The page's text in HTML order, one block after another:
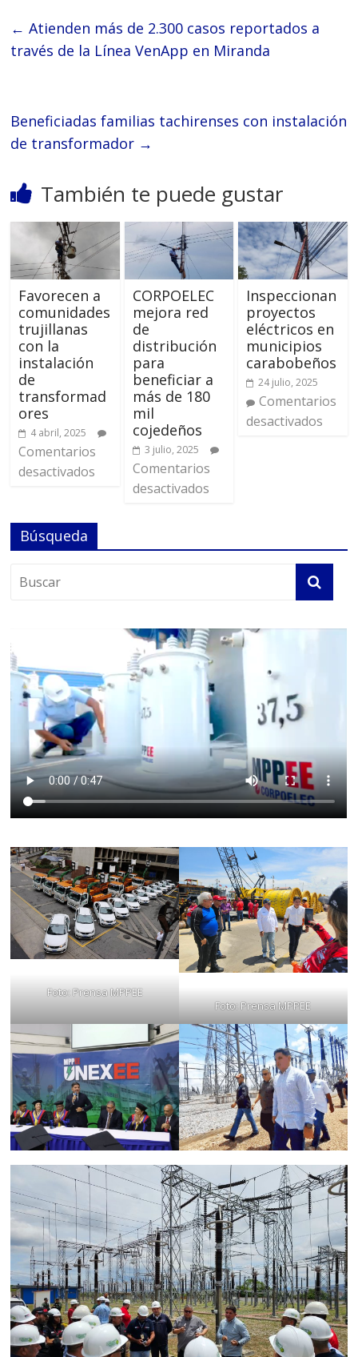
← Atienden más de 2.300 casos reportados a
través de la Línea VenApp en Miranda
Beneficiadas familias tachirenses con instalación
de transformador →
También te puede gustar
Favorecen a
comunidades
trujillanas
con la
instalación
de
transformad
ores
4 abril, 2025
Comentarios
desactivados
CORPOELEC
mejora red
de
distribución
para
beneficiar a
más de 180
mil
cojedeños
3 julio, 2025
Comentarios
desactivados
Inspeccionan
proyectos
eléctricos en
municipios
carabobeños
24 julio, 2025
Comentarios
desactivados
Búsqueda
Foto: Prensa MPPEE
Foto: Prensa MPPEE